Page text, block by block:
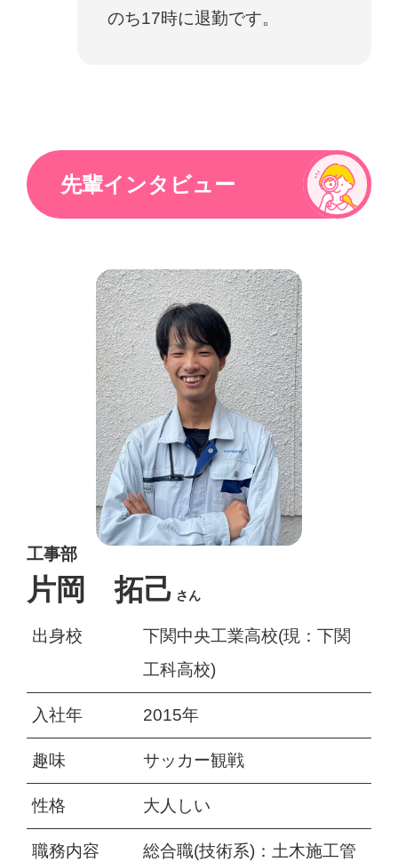
のち17時に退勤です。
先輩インタビュー
工事部
片岡 拓己 さん
出身校
下関中央工業高校(現：下関
工科高校)
入社年 2015年
趣味 サッカー観戦
性格 大人しい
職務内容
総合職(技術系)：土木施工管